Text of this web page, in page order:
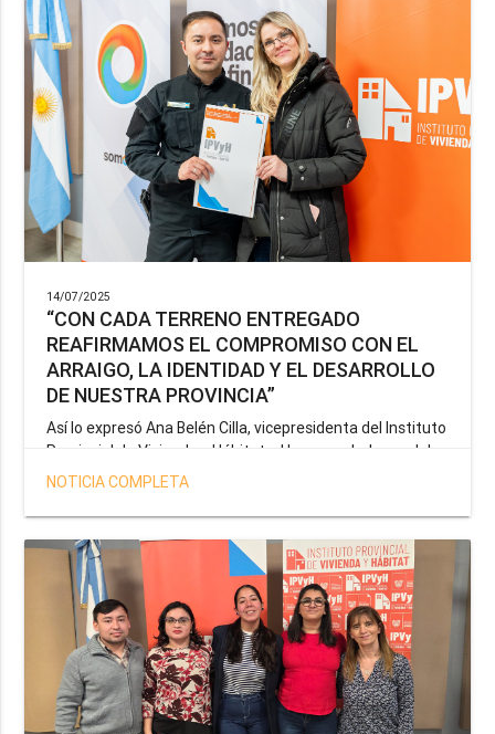
14/07/2025
“CON CADA TERRENO ENTREGADO
REAFIRMAMOS EL COMPROMISO CON EL
ARRAIGO, LA IDENTIDAD Y EL DESARROLLO
DE NUESTRA PROVINCIA”
Así lo expresó Ana Belén Cilla, vicepresidenta del Instituto
Provincial de Vivienda y Hábitat, al hacer un balance del
trabajo del organismo en el marco de la operatoria
salud y seguridad impulsada por el gobernador Gustavo
Melella.
NOTICIA COMPLETA